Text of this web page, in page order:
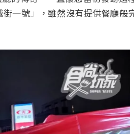
一號」，雖然沒有提供餐廳般